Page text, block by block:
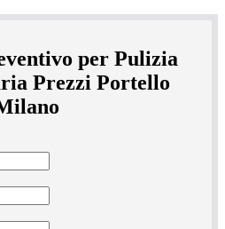
per Pulizia
Prezzi Portello